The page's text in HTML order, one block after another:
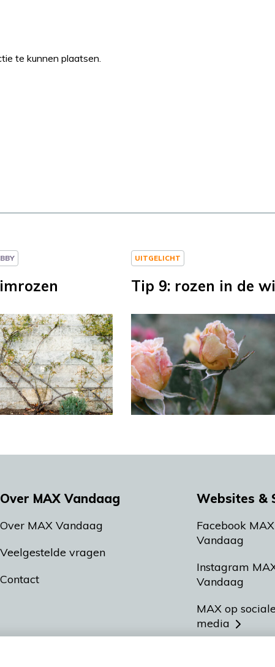
te kunnen plaatsen.
UITGELICHT
Tip 9: rozen in de
Over MAX Vandaag
Over MAX Vandaag
Veelgestelde vragen
Contact
Websites &
Facebook MAX
Vandaag
Instagram
Vandaag
MAX op sociale
media